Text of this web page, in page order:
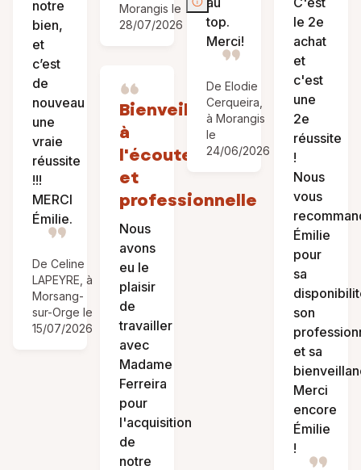
notre
bien,
et
c’est
de
nouveau
une
vraie
réussite
!!!
MERCI
Émilie.
De Celine
LAPEYRE, à
Morsang-
sur-Orge le
15/07/2026
Morangis le
28/07/2026
Bienveillante,
à
l'écoute
et
professionnelle
Nous
avons
eu le
plaisir
de
travailler
avec
Madame
Ferreira
pour
l'acquisition
de
notre
top.
Merci!
De Elodie
Cerqueira,
à Morangis
le
24/06/2026
le 2e
achat
et
c'est
une
2e
réussite
!
Nous
vous
Émilie
pour
sa
son
et sa
Merci
encore
Émilie
!